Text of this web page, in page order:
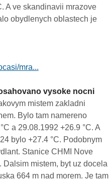
A ve skandinavii mrazove
obydlenych oblastech je
mra...
vysoke nocni
mistem zakladni
Bylo tam namereno
a 29.08.1992 +26.9 °C. A
bylo +27.4 °C. Podobnym
Stanice CHMI Nove
Dalsim mistem, byt uz docela
664 m nad morem. Je tam